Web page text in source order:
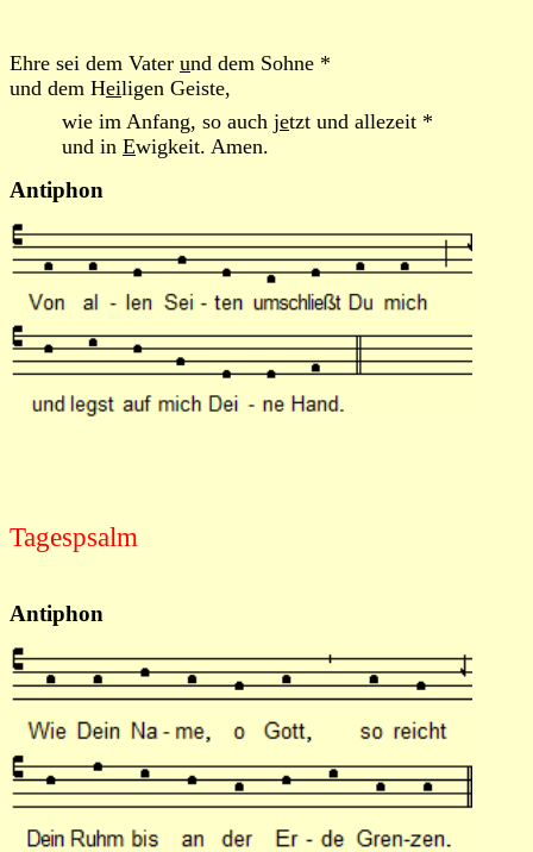
Ehre sei dem Vater und dem Sohne *
und dem Heiligen Geiste,
wie im Anfang, so auch jetzt und allezeit *
und in Ewigkeit. Amen.
Antiphon
Tagespsalm
Antiphon